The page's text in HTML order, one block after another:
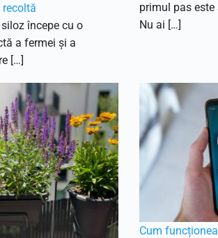
începe cu o
a fermei și a
[…]
primul pas
Nu ai […]
Cum